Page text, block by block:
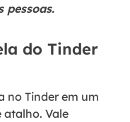
pessoas.
do Tinder
no Tinder em um
atalho. Vale